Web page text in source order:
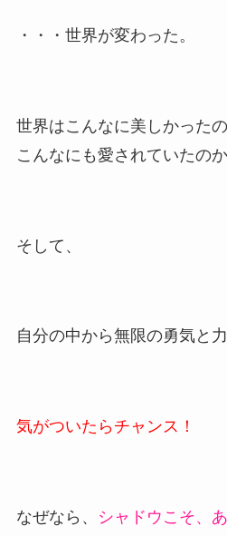
・・・世界が変わった。
世界はこんなに美しかったの
こんなにも愛されていたのか
そして、
自分の中から無限の勇気と
気がついたらチャンス！
なぜなら、
シャドウこそ、